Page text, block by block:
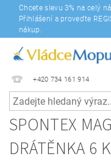
Chcete slevu 3% na celý
Přihlášení a proveďte
nákup.
+420 734 161 914
SPONTEX
DRÁTĚNKA 6